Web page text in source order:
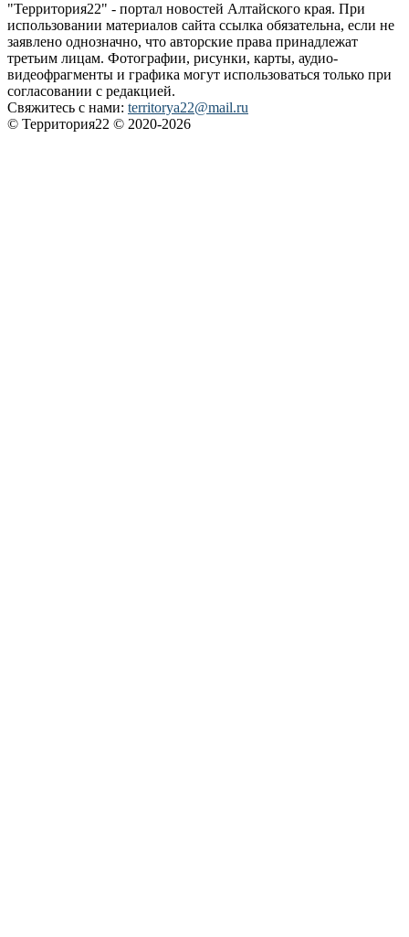
"Территория22" - портал новостей Алтайского края. При
использовании материалов сайта ссылка обязательна, если не
заявлено однозначно, что авторские права принадлежат
третьим лицам. Фотографии, рисунки, карты, аудио-
видеофрагменты и графика могут использоваться только при
согласовании с редакцией.
Свяжитесь с нами: territorya22@mail.ru
© Территория22 © 2020-2026